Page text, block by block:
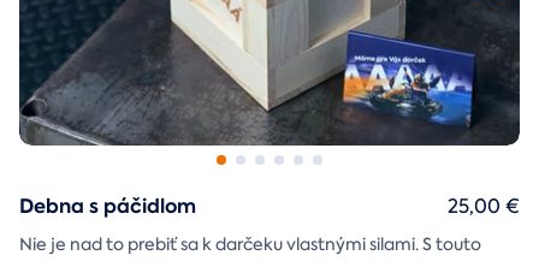
Debna s páčidlom
Nie je nad to prebiť sa k darčeku vlastnými silami. S touto
25,00 €